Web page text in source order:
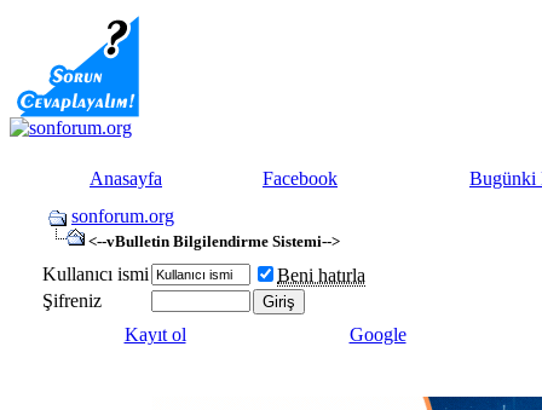
Anasayfa Facebook
Bugünki
sonforum.org
<--vBulletin Bilgilendirme Sistemi-->
Kullanıcı ismi
Beni hatırla
Şifreniz
Kayıt ol
Google